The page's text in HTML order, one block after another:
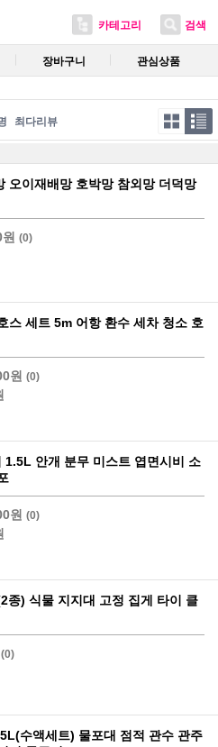
카테고리 검색
장바구니 관심상품
최다리뷰
오이재배망 호박망 참외망 더덕망
(0)
스 세트 5m 어항 환수 세차 청소 호
원 (0)
1.5L 안개 분무 미스트 엽면시비 소
원 (0)
종) 식물 지지대 고정 집게 타이 클
(0)
수액세트) 물포대 점적 관수 관주